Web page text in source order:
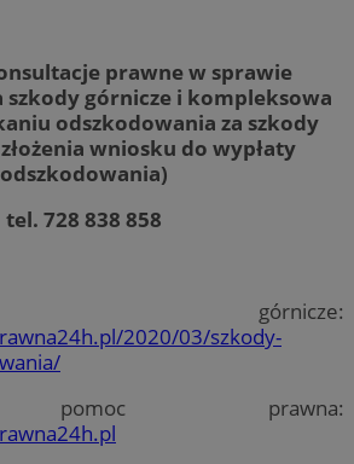
prawne w sprawie
szkody górnicze i kompleksowa
odszkodowania za szkody
wniosku do wypłaty
odszkodowania)
tel. 728 838 858
górnicze:
2020/03/szkody-
pomoc prawna: